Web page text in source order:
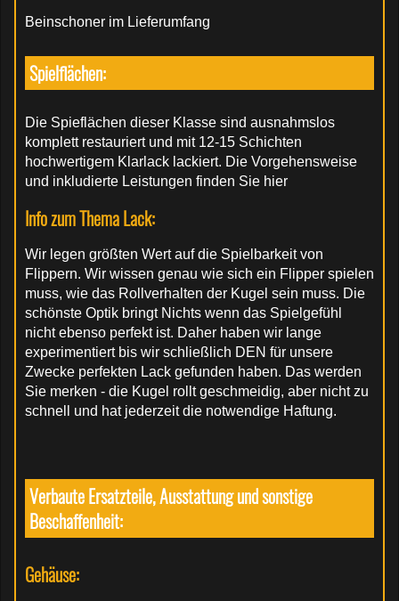
Beinschoner im Lieferumfang
Spielflächen:
Die Spieflächen dieser Klasse sind ausnahmslos
komplett restauriert und mit 12-15 Schichten
hochwertigem Klarlack lackiert. Die Vorgehensweise
und inkludierte Leistungen finden Sie hier
Info zum Thema Lack:
Wir legen größten Wert auf die Spielbarkeit von
Flippern. Wir wissen genau wie sich ein Flipper spielen
muss, wie das Rollverhalten der Kugel sein muss. Die
schönste Optik bringt Nichts wenn das Spielgefühl
nicht ebenso perfekt ist. Daher haben wir lange
experimentiert bis wir schließlich DEN für unsere
Zwecke perfekten Lack gefunden haben. Das werden
Sie merken - die Kugel rollt geschmeidig, aber nicht zu
schnell und hat jederzeit die notwendige Haftung.
Verbaute Ersatzteile, Ausstattung und sonstige
Beschaffenheit:
Gehäuse: